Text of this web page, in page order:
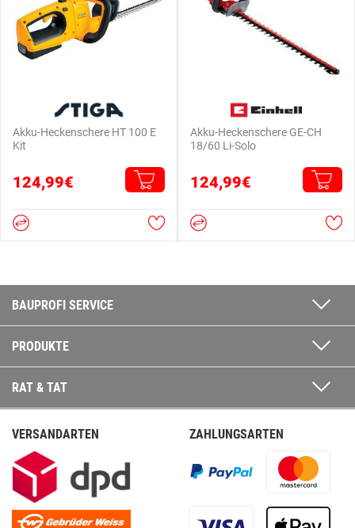
Akku-Heckenschere HT 100 E
Kit
124,99€
Akku-Heckenschere GE-CH
18/60 Li-Solo
124,99€
BAUPROFI SERVICE
PRODUKTE
RAT & TAT
VERSANDARTEN ZAHLUNGSARTEN